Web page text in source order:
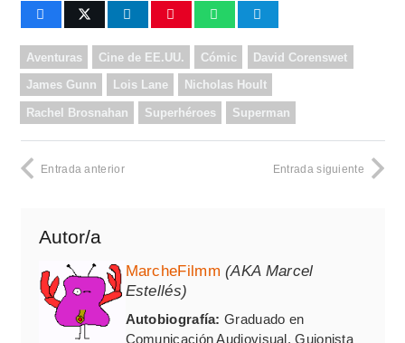
Aventuras Cine de EE.UU. Cómic David Corenswet
James Gunn Lois Lane Nicholas Hoult
Rachel Brosnahan Superhéroes Superman
Entrada anterior Entrada siguiente
Autor/a
MarcheFilmm (AKA Marcel
Estellés)
Autobiografía: Graduado en
Comunicación Audiovisual, Guionista